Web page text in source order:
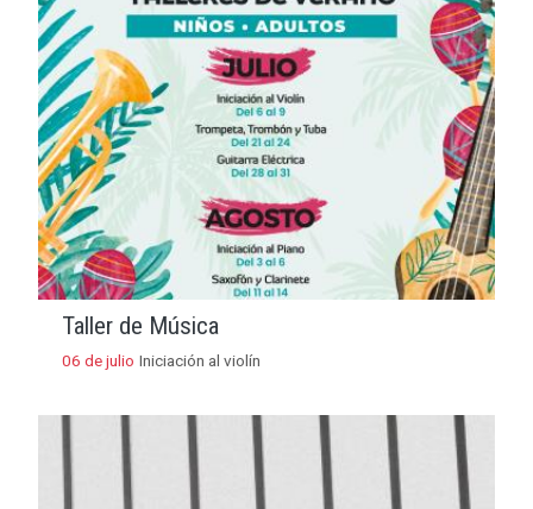
Taller de Música
06 de julio Iniciación al violín